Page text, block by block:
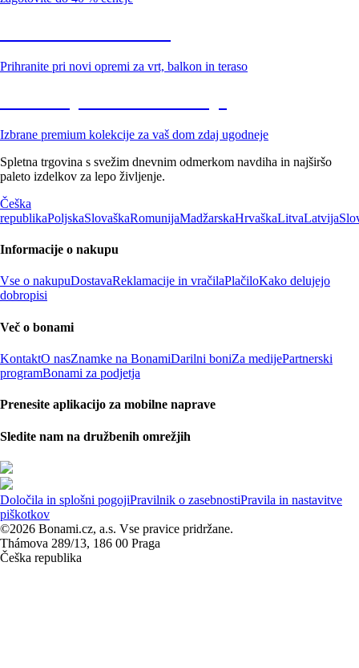
Prihranite pri novi opremi za vrt, balkon in teraso
Izbrane premium kolekcije za vaš dom zdaj ugodneje
Spletna trgovina s svežim dnevnim odmerkom navdiha in najširšo
paleto izdelkov za lepo življenje.
Češka
republikaPoljskaSlovaškaRomunijaMadžarskaHrvaškaLitvaLatvija
Informacije o nakupu
Vse o nakupuDostavaReklamacije in vračilaPlačiloKako delujejo
dobropisi
Več o bonami
KontaktO nasZnamke na BonamiDarilni boniZa medijePartnerski
programBonami za podjetja
Prenesite aplikacijo za mobilne naprave
Sledite nam na družbenih omrežjih
Določila in splošni pogojiPravilnik o zasebnostiPravila in nastavitve
piškotkov
©2026 Bonami.cz, a.s. Vse pravice pridržane.
Thámova 289/13, 186 00 Praga
Češka republika